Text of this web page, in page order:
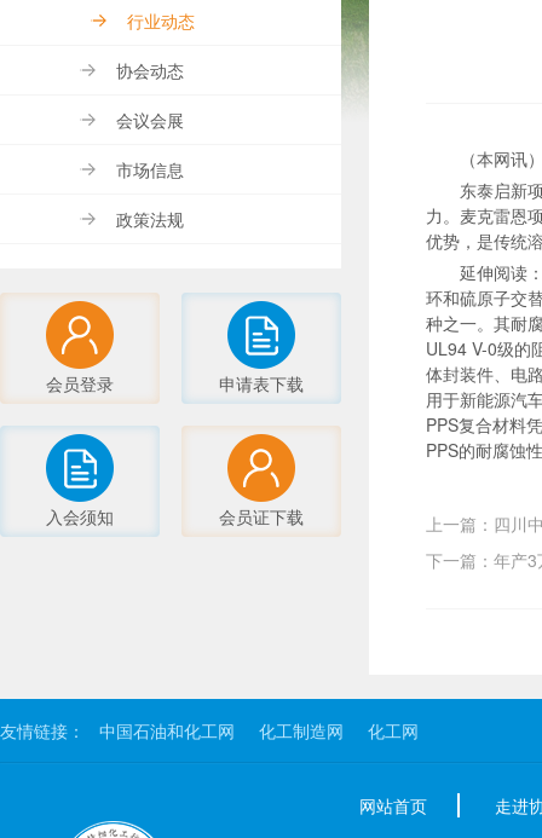
行业动态
协会动态
会议会展
市场信息
政策法规
会员登录 申请表下载
入会须知 会员证下载
（本网
东泰启新
力。麦克雷恩
优势，是传统
延伸阅读
环和硫原子交
种之一。其耐
UL94 V-0级的
体封装件、电
用于新能源汽
PPS复合材料
PPS的耐腐蚀
上一篇：四川
下一篇：年产
友情链接： 中国石油和化工网 化工制造网 化工网
网站首页 走进